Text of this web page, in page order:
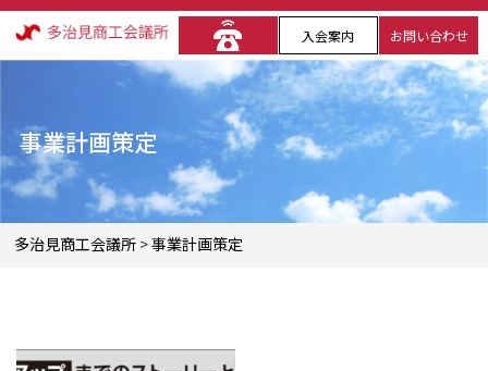
入会案内 お問い合わせ
事業計画策定
多治見商工会議所 >事業計画策定